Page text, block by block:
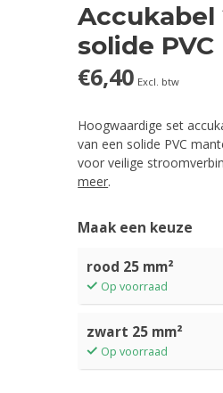
Accukabel
solide
€6,40 Excl. btw
Hoogwaardige set
van een solide PVC
voor veilige
meer.
Maak een keuze
rood 25 mm²
Op voorraad
zwart 25 mm²
Op voorraad